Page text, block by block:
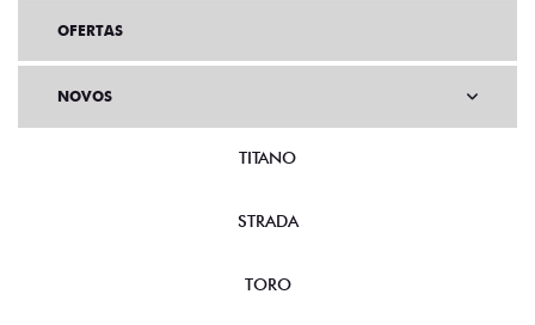
OFERTAS
NOVOS
TITANO
STRADA
TORO